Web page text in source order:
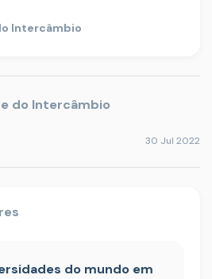
Intercâmbio
do Intercâmbio
30 Jul 2022
do mundo em